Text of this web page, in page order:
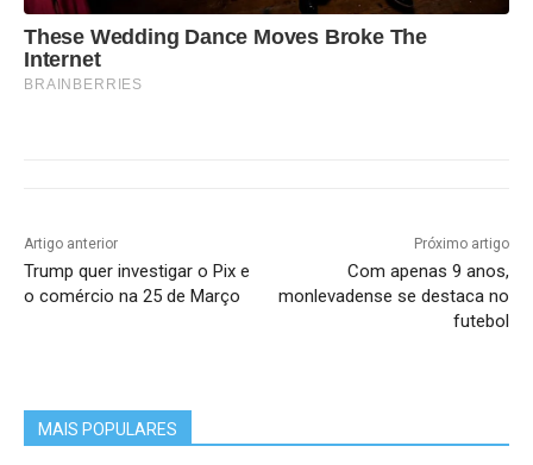
These Wedding Dance Moves Broke The
Internet
BRAINBERRIES
Artigo anterior
Trump quer investigar o Pix e
o comércio na 25 de Março
Próximo artigo
Com apenas 9 anos,
monlevadense se destaca no
futebol
MAIS POPULARES